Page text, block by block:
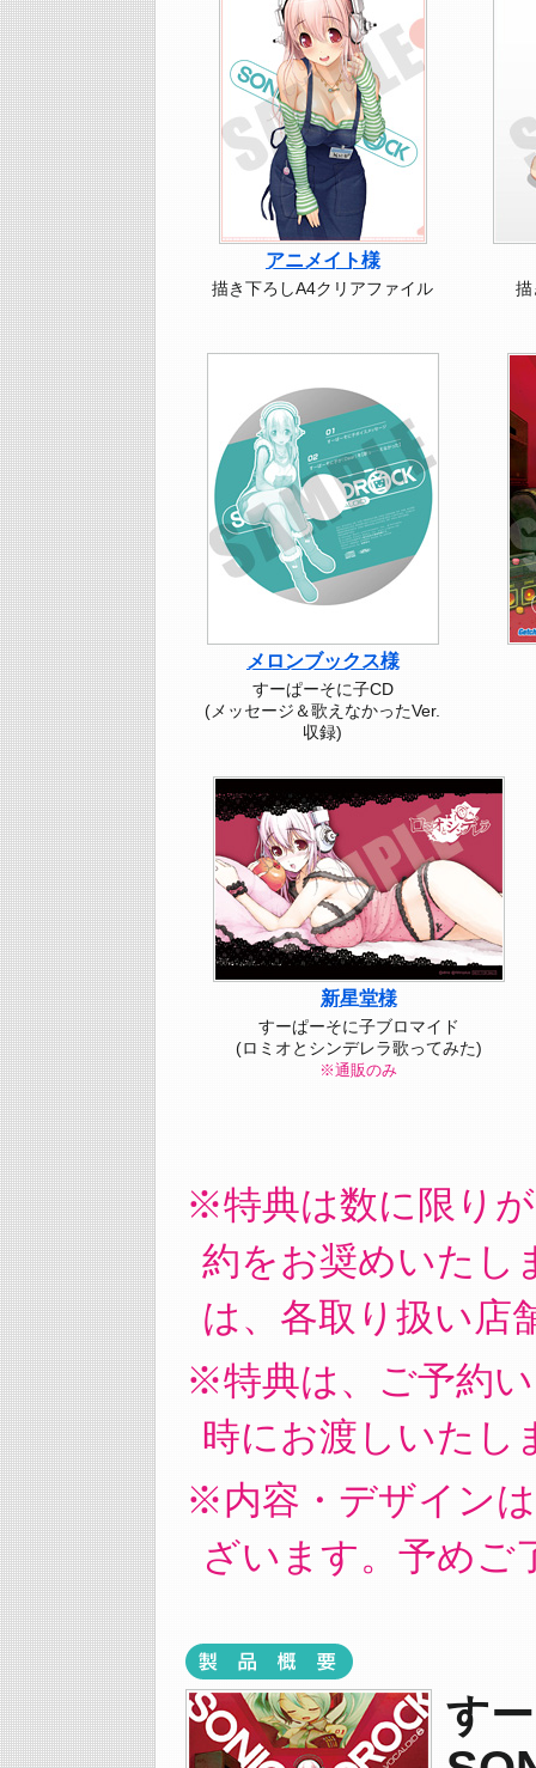
アニメイト様
描き下ろしA4クリアファイル
メロンブックス様
すーぱーそに子CD
(メッセージ＆歌えなかったVer.
収録)
新星堂様
すーぱーそに子ブロマイド
(ロミオとシンデレラ歌ってみた)
※通販のみ
特典は数に限り
約をお奨めいたし
は、各取り扱い店
特典は、ご予約
時にお渡しいたし
内容・デザイン
ざいます。予めご
す